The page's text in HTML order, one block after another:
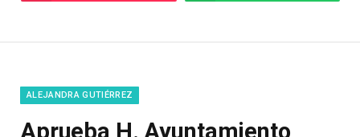
ALEJANDRA GUTIÉRREZ
Aprueba H. Ayuntamiento